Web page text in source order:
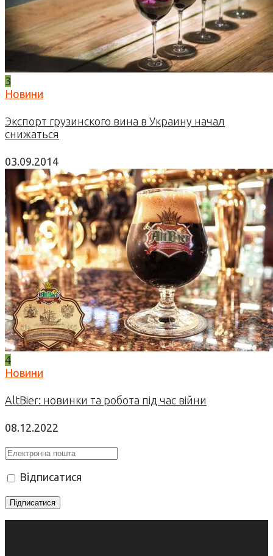
3
Новини
Экспорт грузинского вина в Украину начал
снижаться
03.09.2014
4
Новини
AltBier: новинки та робота під час війни
08.12.2022
Відписатися